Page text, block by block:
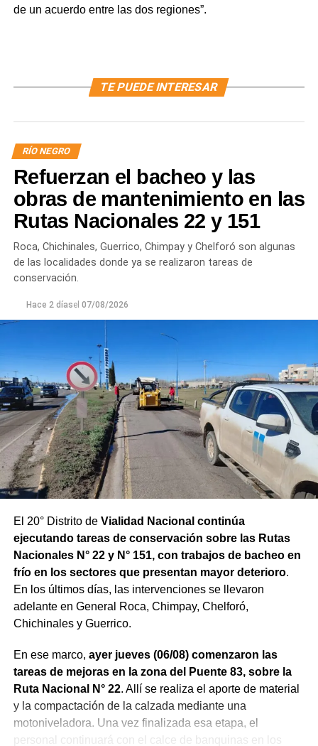
de un acuerdo entre las dos regiones”.
TE PUEDE INTERESAR
RÍO NEGRO
Refuerzan el bacheo y las
obras de mantenimiento en las
Rutas Nacionales 22 y 151
Roca, Chichinales, Guerrico, Chimpay y Chelforó son algunas
de las localidades donde ya se realizaron tareas de
conservación.
Hace 2 díasel 07/08/2026
El 20° Distrito de Vialidad Nacional continúa
ejecutando tareas de conservación sobre las Rutas
Nacionales N° 22 y N° 151, con trabajos de bacheo en
frío en los sectores que presentan mayor deterioro.
En los últimos días, las intervenciones se llevaron
adelante en General Roca, Chimpay, Chelforó,
Chichinales y Guerrico.
En ese marco, ayer jueves (06/08) comenzaron las
tareas de mejoras en la zona del Puente 83, sobre la
Ruta Nacional N° 22. Allí se realiza el aporte de material
y la compactación de la calzada mediante una
motoniveladora. Una vez finalizada esa etapa, el
personal continuará con el calce de banquinas en los